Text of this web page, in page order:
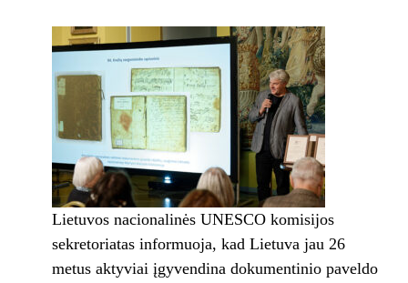
Lietuvos nacionalinės UNESCO komisijos
sekretoriatas informuoja, kad Lietuva jau 26
metus aktyviai įgyvendina dokumentinio paveldo